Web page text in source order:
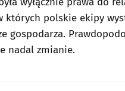
których polskie ekipy
gospodarza.
nadal zmianie.